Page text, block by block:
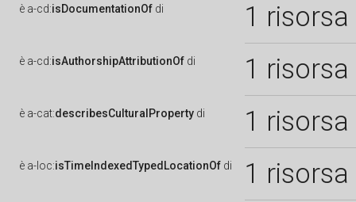
è a-cd:isDocumentationOf di 1 risorsa
è a-cd:isAuthorshipAttributionOf di 1 risorsa
è a-cat:describesCulturalProperty di 1 risorsa
è a-loc:isTimeIndexedTypedLocationOf di 1 risorsa